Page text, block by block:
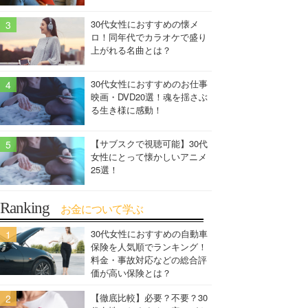
30代女性におすすめの懐メ
ロ！同年代でカラオケで盛り
上がれる名曲とは？
30代女性におすすめのお仕事
映画・DVD20選！魂を揺さぶ
る生き様に感動！
【サブスクで視聴可能】30代
女性にとって懐かしいアニメ
25選！
Ranking お金について学ぶ
30代女性におすすめの自動車
保険を人気順でランキング！
料金・事故対応などの総合評
価が高い保険とは？
【徹底比較】必要？不要？30